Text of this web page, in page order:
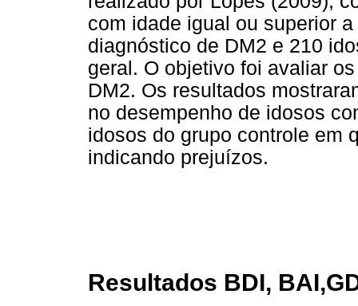
com idade igual ou superior
diagnóstico de DM2 e 210
geral. O objetivo foi avaliar
DM2. Os resultados
no desempenho de idosos
idosos do grupo controle em
indicando prejuízos.
Resultados BDI,